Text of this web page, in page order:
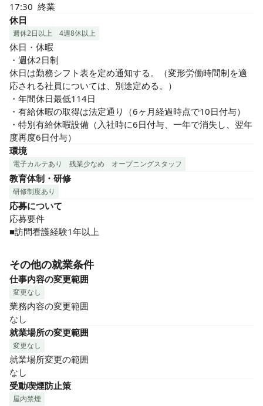
17:30  終業
休日
週休2日以上 4週8休以上
休日・休暇
・週休2日制
休日は勤務シフト表を定め通知する。（変形労働時間制を適
応される社員については、別途定める。）
・年間休日最低114日
・有給休暇の取得は法定通り（6ヶ月経過時点で10日付与）
・特別有給休暇設備（入社時に6日付与、一年で消失し、翌年
度再度6日付与）
環境
電子カルテあり 残業少なめ オープニングスタッフ
教育体制・研修
研修制度あり
応募について
応募要件
■訪問看護経験1年以上
その他の就業条件
仕事内容の変更範囲
変更なし
業務内容の変更範囲
なし
就業場所の変更範囲
変更なし
就業場所変更の範囲
なし
受動喫煙防止策
屋内禁煙